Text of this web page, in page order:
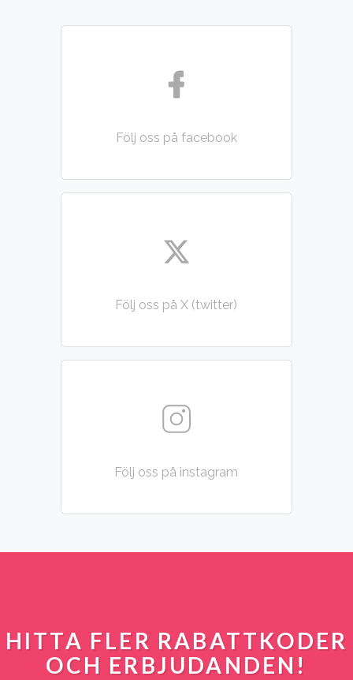
Följ oss på facebook
Följ oss på X (twitter)
Följ oss på instagram
HITTA FLER RABATTKODER
OCH ERBJUDANDEN!